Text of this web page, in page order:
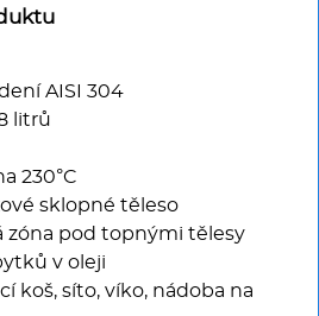
AISI 304
litrů
230°C
sklopné těleso
zóna pod topnými tělesy
v oleji
koš, síto, víko, nádoba na